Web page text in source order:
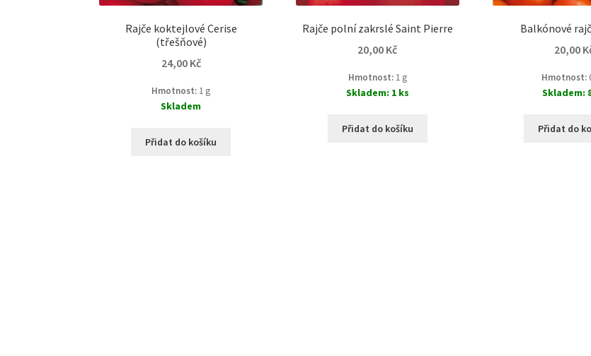
Rajče koktejlové Cerise
(třešňové)
24,00 Kč
Hmotnost: 1 g
Skladem
Přidat do košíku
Rajče polní zakrslé Saint Pierre
20,00 Kč
Hmotnost: 1 g
Skladem: 1 ks
Přidat do košíku
Balkónové
20,00
Hmotnost:
Skladem:
Přidat do